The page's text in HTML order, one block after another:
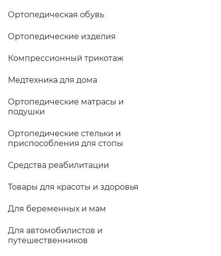
Ортопедическая обувь
Ортопедические изделия
Компрессионный трикотаж
Медтехника для дома
Ортопедические матрасы и
подушки
Ортопедические стельки и
приспособления для стопы
Средства реабилитации
Товары для красоты и здоровья
Для беременных и мам
Для автомобилистов и
путешественников